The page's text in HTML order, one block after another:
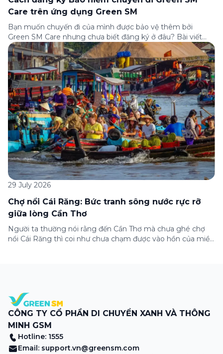
Care trên ứng dụng Green SM
Bạn muốn chuyến đi của mình được bảo vệ thêm bởi
Green SM Care nhưng chưa biết đăng ký ở đâu? Bài viết
dưới đây sẽ hướng dẫn chi tiết cách tham gia (và hủy tham
gia) gói bảo hiểm này ngay trên ứng dụng Green SM, cùng
những lưu ý quan trọng trước khi […]
29 July 2026
Chợ nổi Cái Răng: Bức tranh sông nước rực rỡ
giữa lòng Cần Thơ
Người ta thường nói rằng đến Cần Thơ mà chưa ghé chợ
nổi Cái Răng thì coi như chưa chạm được vào hồn của miền
CÔNG TY CỔ PHẦN DI CHUYỂN XANH VÀ THÔNG
MINH GSM
Hotline: 1555
Email: support.vn@greensm.com